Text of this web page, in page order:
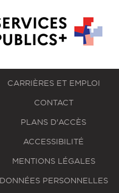
CARRIÈRES ET EMPLOI
CONTACT
PLANS D'ACCÈS
ACCESSIBILITÉ
MENTIONS LÉGALES
DONNÉES PERSONNELLES